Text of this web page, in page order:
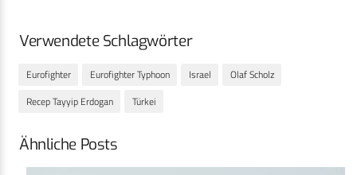
Verwendete Schlagwörter
Eurofighter Eurofighter Typhoon Israel
Olaf Scholz
Recep Tayyip Erdogan
Türkei
Ähnliche Posts